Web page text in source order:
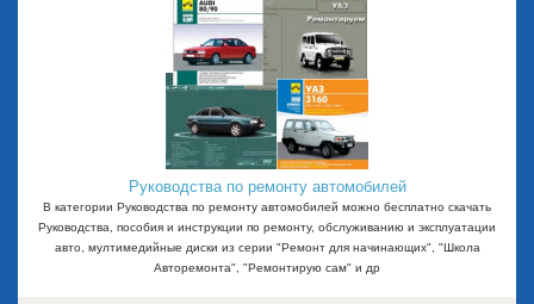
Руководства по ремонту автомобилей
В категории Руководства по ремонту автомобилей можно бесплатно скачать
Руководства, пособия и инструкции по ремонту, обслуживанию и эксплуатации
авто, мултимедийные диски из серии "Ремонт для начинающих", "Школа
Авторемонта", "Ремонтирую сам" и др